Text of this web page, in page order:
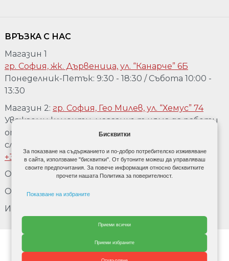
ВРЪЗКА С НАС
Магазин 1
гр. София, жк. Дървеница, ул. “Канарче” 6Б
Понеделник-Петък: 9:30 - 18:30 / Събота 10:00 -
13:30
Магазин 2: гр. София, Гео Милев, ул. “Хемус” 74
Уважаеми клиенти, магазинът няма да работи
от 04.08 до 17.08. Ако желаете да го посетете,
след предварително обаждане на телефон:
+359 889 918 967
Обадете се:+359 889 918 967
Обадете се:+3592 477 80 90
Имейл:
От Cherry adv.
Бисквитки
За показване на съдържанието и по-добро потребителско изживяване
в сайта, използваме "бисквитки". От бутоните можеш да управляваш
своите предпочитания. За повече информация относно бисквитките
прочети нашата Политика за поверителност.
Показване на избраните
Персонализирани реклами
Приеми всички
Приеми избраните